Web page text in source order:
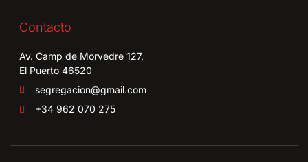
Contacto
Av. Camp de Morvedre 127,
El Puerto 46520
segregacion@gmail.com
+34 962 070 275